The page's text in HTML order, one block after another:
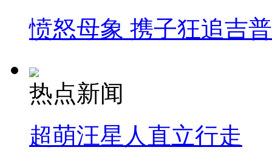
愤怒母象 携子狂追吉
热点新闻
超萌汪星人直立行走